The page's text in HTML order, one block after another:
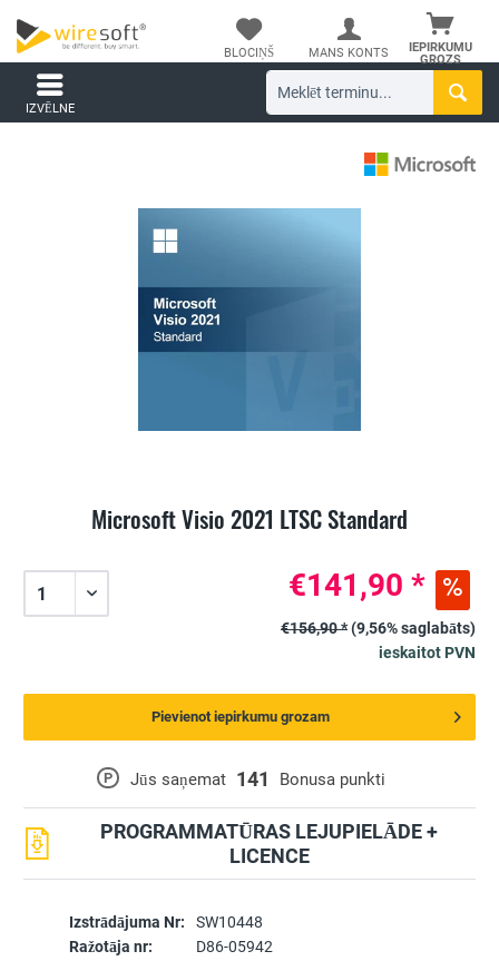
IEPIRKUMU
GROZS
BLOCIŅŠ MANS KONTS
IZVĒLNE
Microsoft Visio 2021 LTSC Standard
Izstrādājuma Nr:
SW10448
Ražotāja nr:
D86-05942
P Jūs saņemat 141 Bonusa punkti
PROGRAMMATŪRAS LEJUPIELĀDE +
LICENCE
€141,90 *
€156,90 *(9,56% saglabāts)
ieskaitot PVN
Pievienot iepirkumu grozam